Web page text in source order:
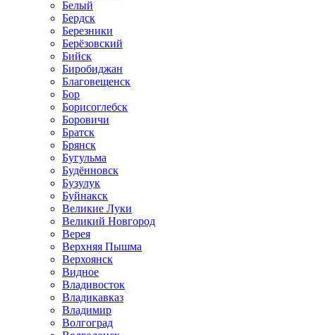
Белый
Бердск
Березники
Берёзовский
Бийск
Биробиджан
Благовещенск
Бор
Борисоглебск
Боровичи
Братск
Брянск
Бугульма
Будённовск
Бузулук
Буйнакск
Великие Луки
Великий Новгород
Верея
Верхняя Пышма
Верхоянск
Видное
Владивосток
Владикавказ
Владимир
Волгоград